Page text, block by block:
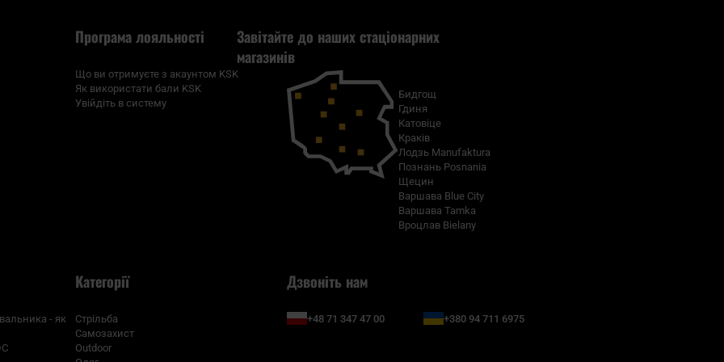
Програма лояльності
Що ви отримуєте з акаунтом KSK
Як використати бали KSK
Увійдіть в систему
Завітайте до наших стаціонарних
магазинів
Бидгощ
Гдиня
Катовіце
Краків
Лодзь Manufaktura
Познань Posnania
Щецин
Варшава Blue City
Варшава Tamka
Вроцлав Bielany
- як
Категорії
Стрільба
Самозахист
Outdoor
Дзвоніть нам
+48 71 347 47 00 +380 94 711 6975